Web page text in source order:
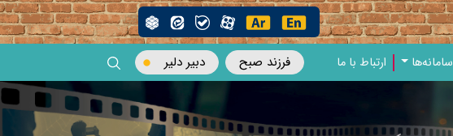
فرزند صبح دبیر دلیر سامانه‌ها ارتباط با ما